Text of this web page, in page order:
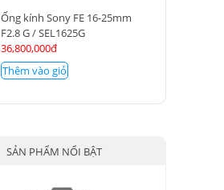
Ống kính Sony FE 16-25mm
F2.8 G / SEL1625G
36,800,000đ
Thêm vào giỏ
SẢN PHẨM NỔI BẬT